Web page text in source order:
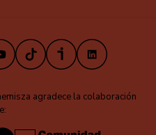
TikTokiVooxLinkedIn
agradece la colaboración